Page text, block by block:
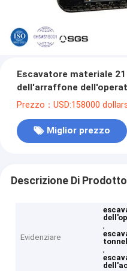
Escavatore materiale
dell'arraffone
Prezzo：USD:158000
Miglior prezzo
Descrizione Di Prodotto
Evidenziare
,
,